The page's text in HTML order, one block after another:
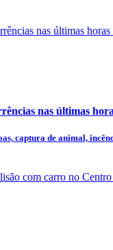
nas últimas
captura de animal,